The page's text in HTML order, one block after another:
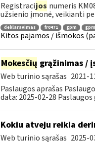
Registracijos numeris
užsienio įmonė, veikianti
deklaravimas fr0471 gpm
Kitos pajamos / išmokos
Mokesčių grąžinimas /
Web turinio sąrašas 2021-
Paslaugos aprašas
data: 2025-02-28 Paslaugos
Kokiu atveju reikia
Web turinio sąrašas 2025-